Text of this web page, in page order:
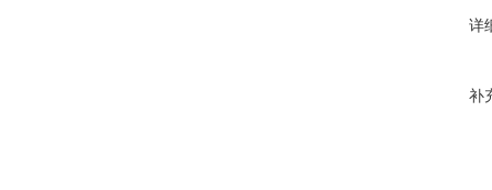
详
补